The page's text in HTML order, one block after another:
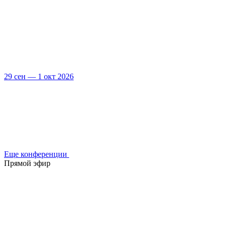
29 сен — 1 окт 2026
Еще конференции
Прямой эфир